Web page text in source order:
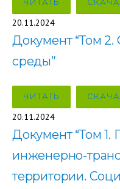
20.11.2024
Документ “Том
среды”
ЧИТАТЬ
20.11.2024
Документ “Том 1.
инженерно-
территории.